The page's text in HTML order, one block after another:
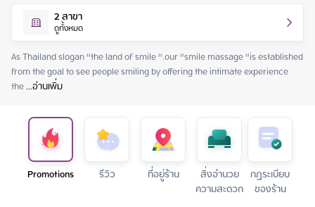
Thursday 11:00 - 23:00
Friday 11:00 - 23:00
Saturday 11:00 - 23:00
Sunday 11:00 - 23:00
Monday 11:00 - 23:00
Tuesday
2สาขา
ดูทั้งหมด
As Thailand slogan “the land of smile “.our “smile massage “is established
from the goal to see people smiling by offering the intimate experience
the ...อ่านเพิ่ม
Promotions รีวิว ที่อยู่ร้าน สิ่งอำนวย
ความสะดวก
กฏระเบียบ
ของร้าน